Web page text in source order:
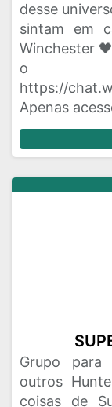
desse
sintam em
Winchester
o
https://
Apenas
Grupo para
outros
coisas de